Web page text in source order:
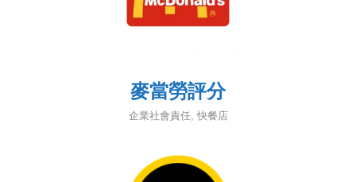
麥當勞評分
企業社會責任, 快餐店